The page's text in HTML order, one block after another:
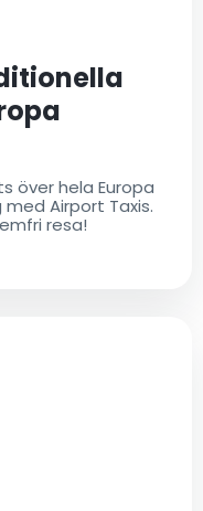
över hela Europa
Airport Taxis.
resa!